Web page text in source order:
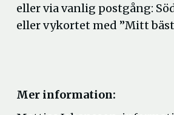
eller via vanlig postgång:
eller vykortet med ”Mitt
Mer information: